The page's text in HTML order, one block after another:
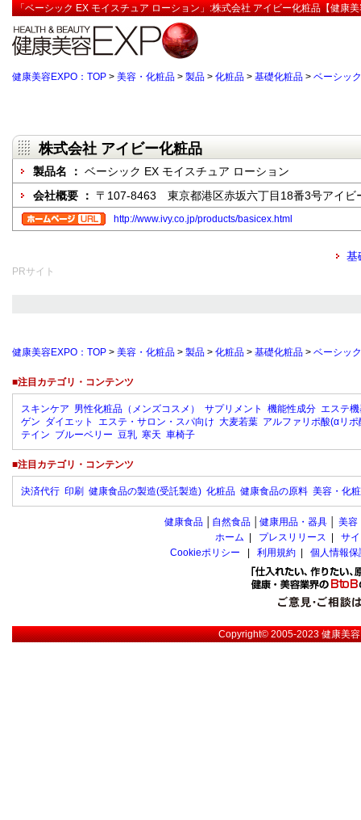
「ベーシック EX モイスチュア ローション」:株式会社 アイビー化粧品【健康
健康美容EXPO：TOP > 美容・化粧品 > 製品 > 化粧品 > 基礎化粧品 > ベーシッ
株式会社 アイビー化粧品
製品名 ： ベーシック EX モイスチュア ローション
会社概要 ： 〒107-8463 東京都港区赤坂六丁目18番3号アイビ
http://www.ivy.co.jp/products/basicex.html
基
PRサイト
健康美容EXPO：TOP > 美容・化粧品 > 製品 > 化粧品 > 基礎化粧品 > ベーシッ
■注目カテゴリ・コンテンツ
スキンケア 男性化粧品（メンズコスメ） サプリメント 機能性成分 エステ
ゲン ダイエット エステ・サロン・スパ向け 大麦若葉 アルファリポ酸(αリポ
テイン ブルーベリー 豆乳 寒天 車椅子
■注目カテゴリ・コンテンツ
決済代行 印刷 健康食品の製造(受託製造) 化粧品 健康食品の原料 美容・化
健康食品 自然食品 健康用品・器具 美容
ホーム
プレスリリース
サ
Cookieポリシー
利用規約 個人情報
Copyright© 2005-2023健康美